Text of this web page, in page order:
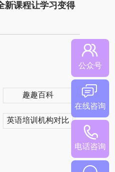
新课程让学习变得
趣趣百科
英语培训机构对比
公众号
在线咨询
电话咨询